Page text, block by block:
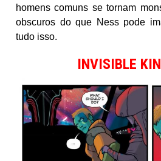
homens comuns se tornam
obscuros do que Ness pode
tudo isso.
INVISIBLE